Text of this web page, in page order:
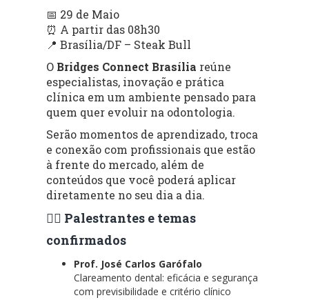
📅 29 de Maio
⏰ A partir das 08h30
📍 Brasília/DF – Steak Bull
O Bridges Connect Brasília reúne
especialistas, inovação e prática
clínica em um ambiente pensado para
quem quer evoluir na odontologia.
Serão momentos de aprendizado, troca
e conexão com profissionais que estão
à frente do mercado, além de
conteúdos que você poderá aplicar
diretamente no seu dia a dia.
👨‍⚕️ Palestrantes e temas
confirmados
Prof. José Carlos Garófalo
Clareamento dental: eficácia e segurança
com previsibilidade e critério clínico